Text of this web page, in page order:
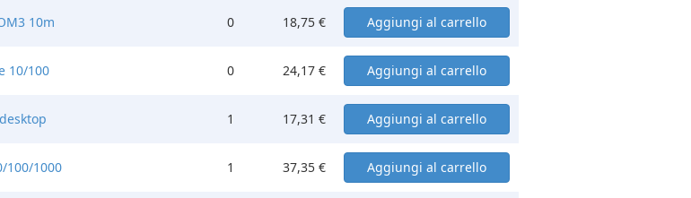
10m 0 18,75 €
10/100 0 24,17 €
1 17,31 €
100/1000 1 37,35 €